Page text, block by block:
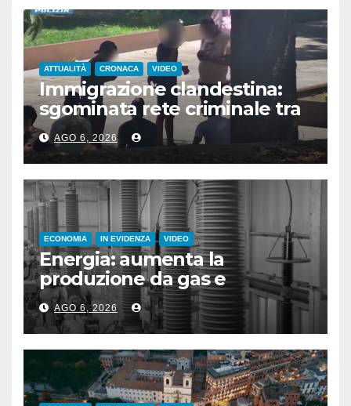
ATTUALITÀ CRONACA VIDEO
Immigrazione clandestina:
sgominata rete criminale tra
Algeria, Italia e Francia
AGO 6, 2026
ECONOMIA IN EVIDENZA VIDEO
Energia: aumenta la
produzione da gas e
fotovoltaico
AGO 6, 2026